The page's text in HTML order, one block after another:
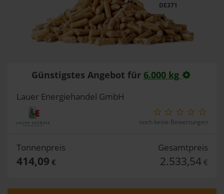
DE371
Günstigstes Angebot für 6.000 kg
Lauer Energiehandel GmbH
noch keine Bewertungen
Tonnenpreis
414,09 €
Gesamtpreis
2.533,54 €